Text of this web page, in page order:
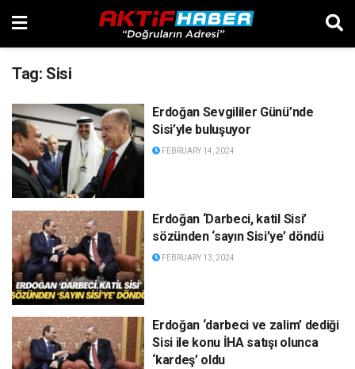
Tag: Sisi
Erdoğan Sevgililer Günü’nde
Sisi’yle buluşuyor
FEBRUARY 14, 2024
Erdoğan ‘Darbeci, katil Sisi’
sözünden ‘sayın Sisi’ye’ döndü
FEBRUARY 13, 2024
Erdoğan ‘darbeci ve zalim’ dediği
Sisi ile konu İHA satışı olunca
‘kardeş’ oldu